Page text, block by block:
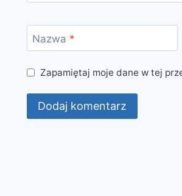
Nazwa *
Zapamiętaj moje dane w tej